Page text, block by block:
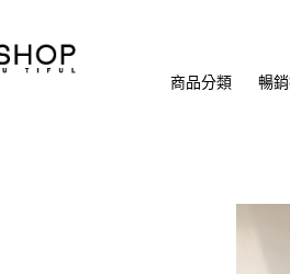
商品分類 暢